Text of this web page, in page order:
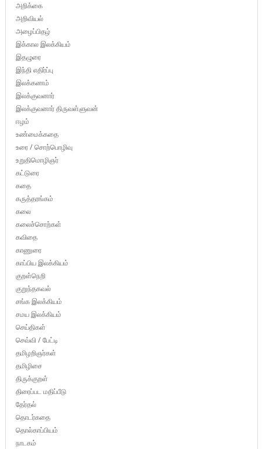
அறிக்கை
அறிவியல்
அழைப்பிதழ்
இக்கால இலக்கியம்
இதழுரை
இந்தி எதிர்ப்பு
இலக்கணம்
இலக்குவனார்
இலக்குவனார் திருவள்ளுவன்
ஈழம்
உண்மைக்கதை
உரை / சொற்பொழிவு
உறுதிமொழிஞர்
கட்டுரை
கதை
கருத்தரங்கம்
கலை
கலைச்சொற்கள்
கவிதை
காணுரை
காப்பிய இலக்கியம்
குறள்நெறி
குறுந்தகவல்
சங்க இலக்கியம்
சமய இலக்கியம்
செய்திகள்
செவ்வி / பேட்டி
தமிழறிஞர்கள்
தமிழிசை
திருக்குறள்
திரைப்பட மதிப்பீடு
தேர்தல்
தொடர்கதை
தொல்காப்பியம்
நாடகம்